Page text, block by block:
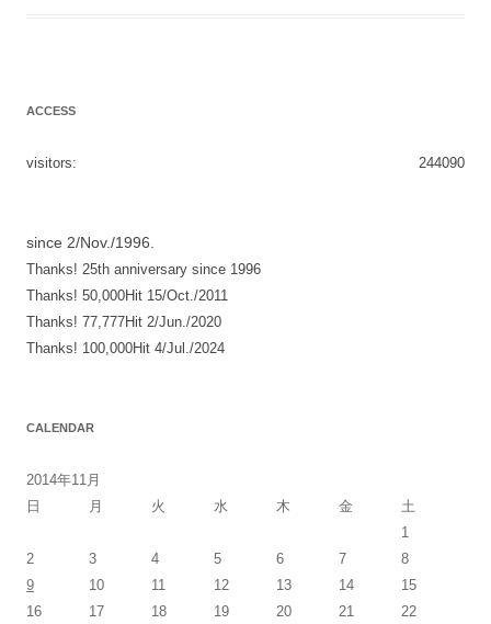
ACCESS
244090
visitors:
since 2/Nov./1996.
Thanks! 25th anniversary since 1996
Thanks! 50,000Hit 15/Oct./2011
Thanks! 77,777Hit 2/Jun./2020
Thanks! 100,000Hit 4/Jul./2024
CALENDAR
2014年11月
日
月 火 水 木 金
土
1
2
3 4 5 6 7
8
9
10 11 12 13 14
15
16
17 18 19 20 21
22